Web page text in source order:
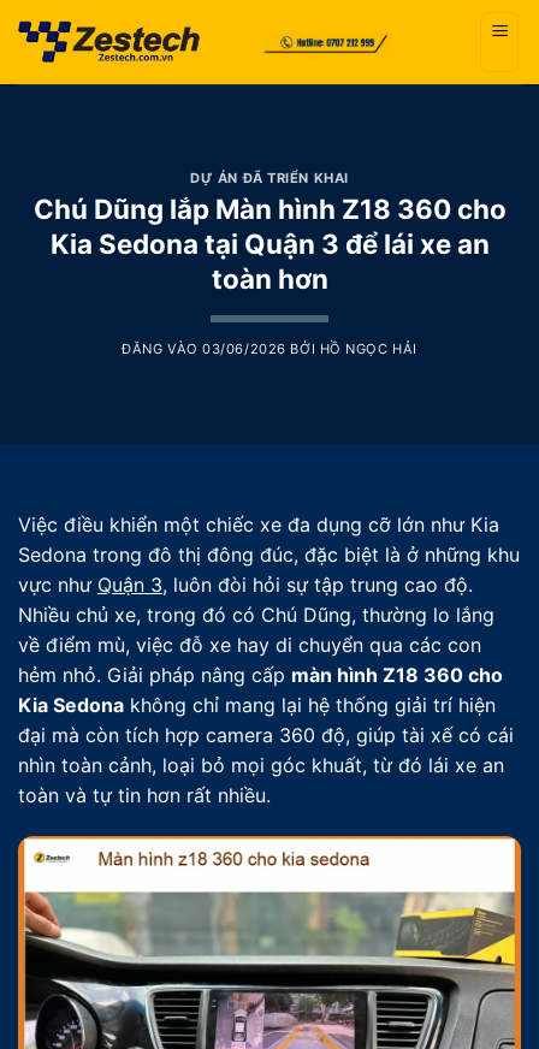
qua
DỰ ÁN ĐÃ TRIỂN KHAI
Chú Dũng lắp Màn hình Z18 360 cho
Kia Sedona tại Quận 3 để lái xe an
toàn hơn
ĐĂNG VÀO03/06/2026 BỞI HỒ NGỌC HẢI
Việc điều khiển một chiếc xe đa dụng cỡ lớn như Kia
Sedona trong đô thị đông đúc, đặc biệt là ở những khu
vực như Quận 3, luôn đòi hỏi sự tập trung cao độ.
Nhiều chủ xe, trong đó có Chú Dũng, thường lo lắng
về điểm mù, việc đỗ xe hay di chuyển qua các con
hẻm nhỏ. Giải pháp nâng cấp màn hình Z18 360 cho
Kia Sedona không chỉ mang lại hệ thống giải trí hiện
đại mà còn tích hợp camera 360 độ, giúp tài xế có cái
nhìn toàn cảnh, loại bỏ mọi góc khuất, từ đó lái xe an
toàn và tự tin hơn rất nhiều.